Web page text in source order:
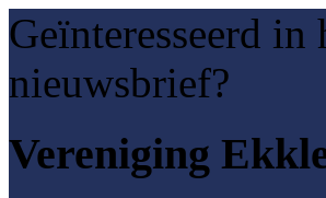
Geïnteresseerd
nieuwsbrief?
Vereniging